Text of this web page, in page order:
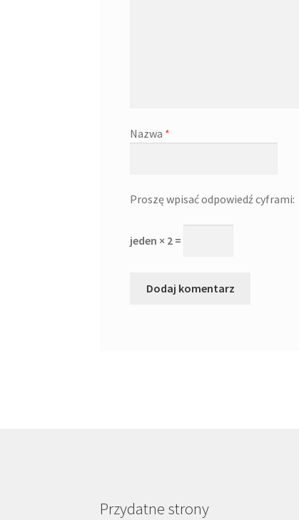
Nazwa *
Proszę wpisać odpowiedź cyframi:
jeden × 2 =
Przydatne strony